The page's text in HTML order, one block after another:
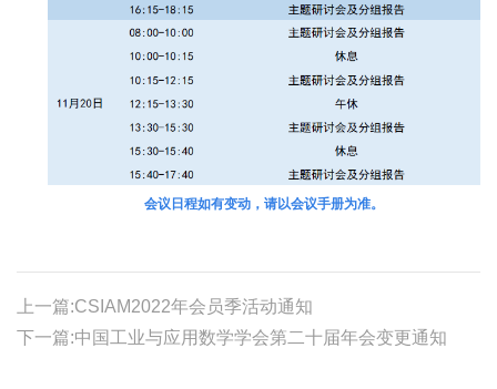
会议日程如有变动，请以会议手册为准。
上一篇:CSIAM2022年会员季活动通知
下一篇:中国工业与应用数学学会第二十届年会变更通知